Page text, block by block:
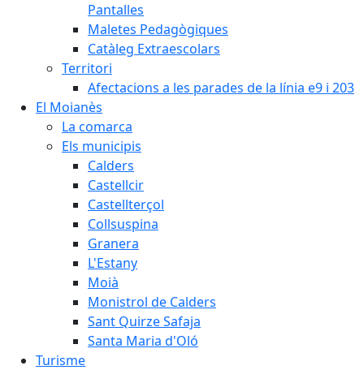
Pantalles
Maletes Pedagògiques
Catàleg Extraescolars
Territori
Afectacions a les parades de la línia e9 i 203
El Moianès
La comarca
Els municipis
Calders
Castellcir
Castellterçol
Collsuspina
Granera
L'Estany
Moià
Monistrol de Calders
Sant Quirze Safaja
Santa Maria d'Oló
Turisme